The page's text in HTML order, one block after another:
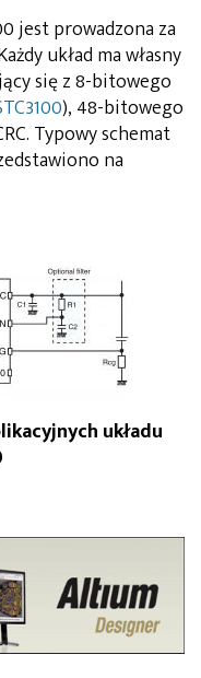
jest prowadzona za
układ ma własny
się z 8-bitowego
), 48-bitowego
Typowy schemat
na
układu